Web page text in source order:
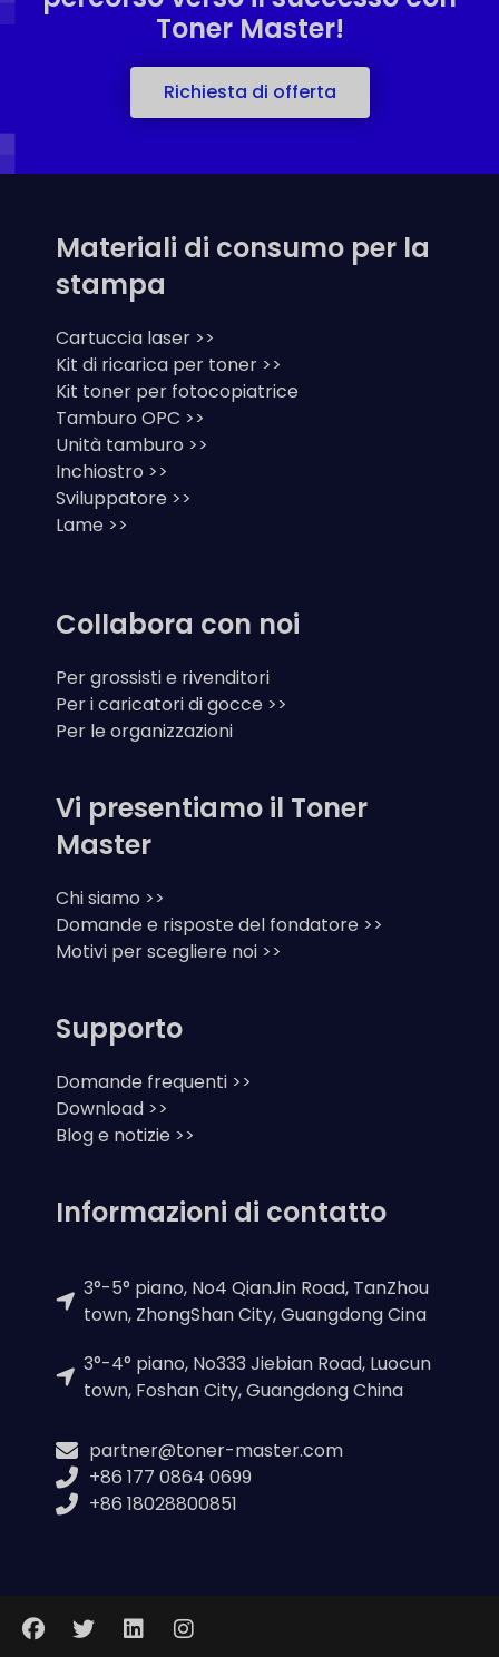
Toner Master!
Richiesta di offerta
Materiali di consumo per la
stampa
Cartuccia laser >>
Kit di ricarica per toner >>
Kit toner per fotocopiatrice
Tamburo OPC >>
Unità tamburo >>
Inchiostro >>
Sviluppatore >>
Lame >>
Collabora con noi
Per grossisti e rivenditori
Per i caricatori di gocce >>
Per le organizzazioni
Vi presentiamo il Toner
Master
Chi siamo >>
Domande e risposte del fondatore >>
Motivi per scegliere noi >>
Supporto
Domande frequenti >>
Download >>
Blog e notizie >>
Informazioni di contatto
3°-5° piano, No4 QianJin Road, TanZhou
town, ZhongShan City, Guangdong Cina
3°-4° piano, No333 Jiebian Road, Luocun
town, Foshan City, Guangdong China
partner@toner-master.com
+86 177 0864 0699
+86 18028800851